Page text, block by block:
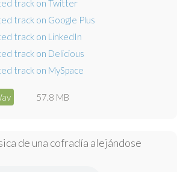
57.8 MB
de una cofradía alejándose